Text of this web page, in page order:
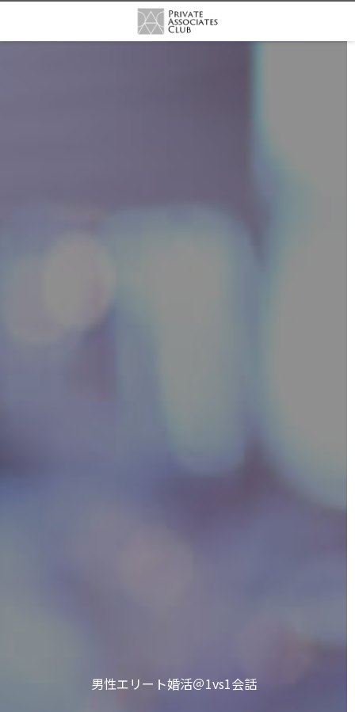
男性エリート婚活＠1vs1会話